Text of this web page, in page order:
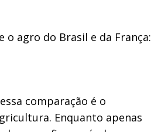
o agro do Brasil e da França:
comparação é o
Enquanto apenas